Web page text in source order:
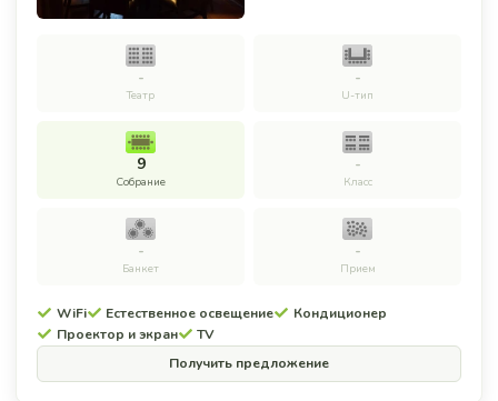
-
Театр
-
U-тип
9
Собрание
-
Класс
-
Банкет
-
Прием
WiFi Естественное освещение
Кондиционер
Проектор и экран
TV
Получить предложение